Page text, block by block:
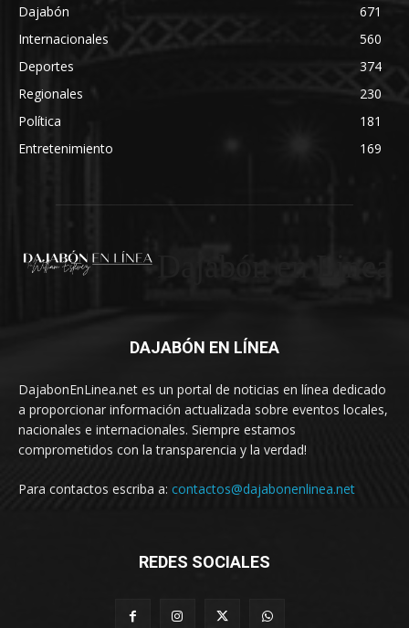
Dajabón
671
Internacionales
560
Deportes
374
Regionales
230
Política
181
Entretenimiento
169
DAJABÓN EN LÍNEA
DajabonEnLinea.net es un portal de noticias en línea dedicado
a proporcionar información actualizada sobre eventos locales,
nacionales e internacionales. Siempre estamos
comprometidos con la transparencia y la verdad!
Para contactos escriba a: contactos@dajabonenlinea.net
REDES SOCIALES